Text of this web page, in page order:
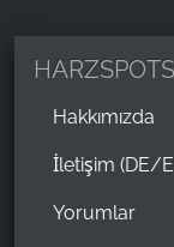
HARZSPOTS
Hakkımızda
İletişim (DE/
Yorumlar